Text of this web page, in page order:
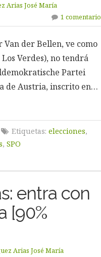
Arias José María
1 comentario
der Bellen, ve como
Verdes), no tendrá
Partei
de Austria, inscrito en…
Etiquetas: elecciones,
, SPO
entra con
[90%
Arias José María